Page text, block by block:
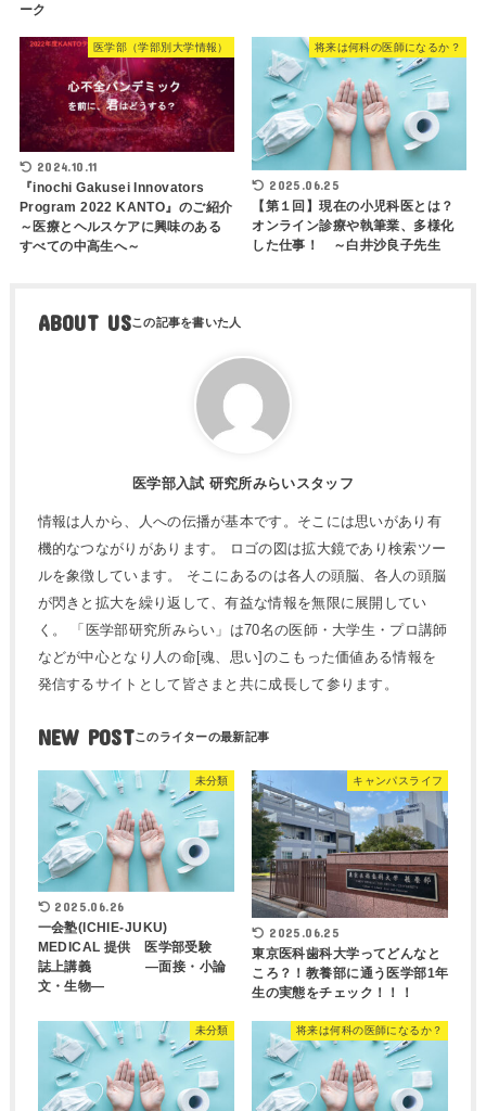
ーク
医学部（学部別大学情報）
2024.10.11
『inochi Gakusei Innovators
Program 2022 KANTO』のご紹介
～医療とヘルスケアに興味のある
すべての中高生へ～
将来は何科の医師になるか？
2025.06.25
【第１回】現在の小児科医とは？
オンライン診療や執筆業、多様化
した仕事！ ～白井沙良子先生
ABOUT US
医学部入試 研究所みらいスタッフ
情報は人から、人への伝播が基本です。そこには思いがあり有
機的なつながりがあります。 ロゴの図は拡大鏡であり検索ツー
ルを象徴しています。 そこにあるのは各人の頭脳、各人の頭脳
が閃きと拡大を繰り返して、有益な情報を無限に展開してい
く。 「医学部研究所みらい」は70名の医師・大学生・プロ講師
などが中心となり人の命[魂、思い]のこもった価値ある情報を
発信するサイトとして皆さまと共に成長して参ります。
NEW POST
未分類
2025.06.26
一会塾(ICHIE-JUKU)
MEDICAL 提供 医学部受験
誌上講義 ―面接・小論
文・生物―
キャンパスライフ
2025.06.25
東京医科歯科大学ってどんなと
ころ？！教養部に通う医学部1年
生の実態をチェック！！！
未分類 将来は何科の医師になるか？